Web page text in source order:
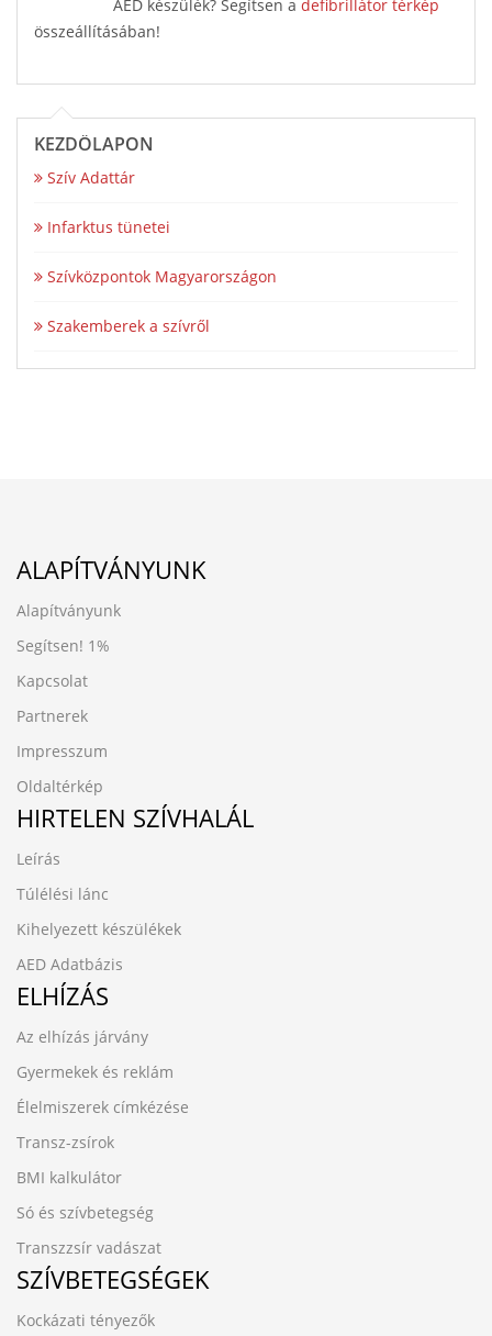
AED készülék? Segítsen a defibrillátor térkép
összeállításában!
KEZDŐLAPON
Szív Adattár
Infarktus tünetei
Szívközpontok Magyarországon
Szakemberek a szívről
ALAPÍTVÁNYUNK
Alapítványunk
Segítsen! 1%
Kapcsolat
Partnerek
Impresszum
Oldaltérkép
HIRTELEN SZÍVHALÁL
Leírás
Túlélési lánc
Kihelyezett készülékek
AED Adatbázis
ELHÍZÁS
Az elhízás járvány
Gyermekek és reklám
Élelmiszerek címkézése
Transz-zsírok
BMI kalkulátor
Só és szívbetegség
Transzzsír vadászat
SZÍVBETEGSÉGEK
Kockázati tényezők